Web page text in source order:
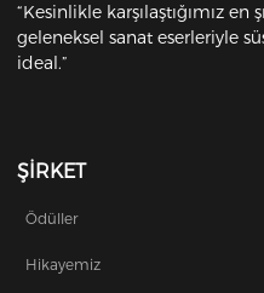
“Kesinlikle karşılaştığımız
geleneksel sanat eserleriyle
ideal.”
ŞİRKET
Ödüller
Hikayemiz